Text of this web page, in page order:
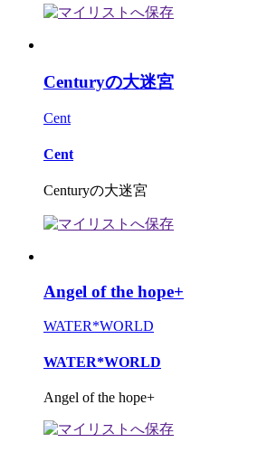
Centuryの大迷宮
Cent
Cent
Centuryの大迷宮
Angel of the hope+
WATER*WORLD
WATER*WORLD
Angel of the hope+